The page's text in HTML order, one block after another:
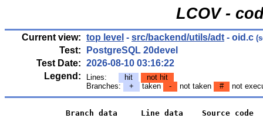
LCOV -
Current view: top level - src/backend/utils/adt - oid.c
Test:
PostgreSQL 20devel
Test Date: 2026-08-10 03:16:22
Legend:
Lines: hit
not hit
Branches:
+ taken - not taken # not
             Branch data     Line data    Source code